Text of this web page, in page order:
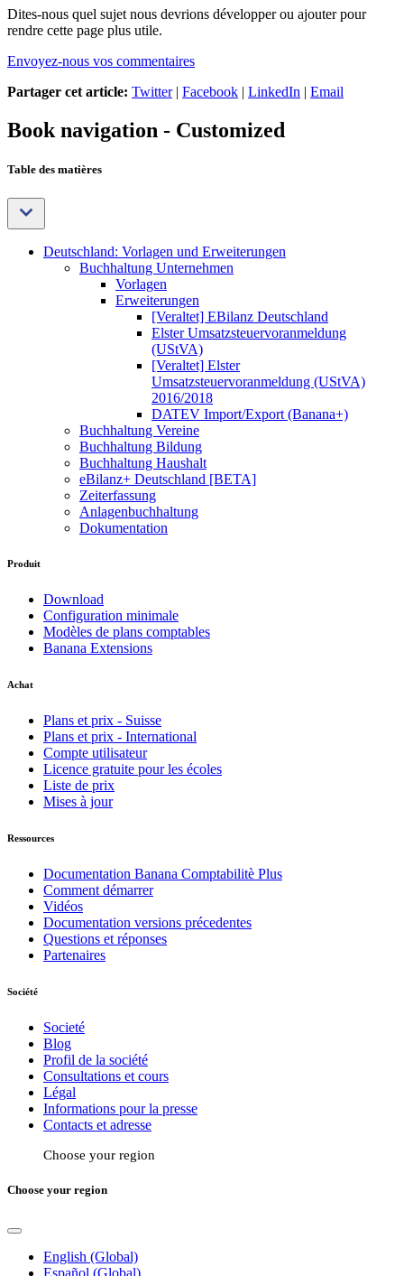
Dites-nous quel sujet nous devrions développer ou ajouter pour
rendre cette page plus utile.
Envoyez-nous vos commentaires
Partager cet article: Twitter| Facebook | LinkedIn | Email
Book navigation - Customized
Table des matières
Deutschland: Vorlagen und Erweiterungen
Buchhaltung Unternehmen
Vorlagen
Erweiterungen
[Veraltet] EBilanz Deutschland
Elster Umsatzsteuervoranmeldung
(UStVA)
[Veraltet] Elster
Umsatzsteuervoranmeldung (UStVA)
2016/2018
DATEV Import/Export (Banana+)
Buchhaltung Vereine
Buchhaltung Bildung
Buchhaltung Haushalt
eBilanz+ Deutschland [BETA]
Zeiterfassung
Anlagenbuchhaltung
Dokumentation
Produit
Download
Configuration minimale
Modèles de plans comptables
Banana Extensions
Achat
Plans et prix - Suisse
Plans et prix - International
Compte utilisateur
Licence gratuite pour les écoles
Liste de prix
Mises à jour
Ressources
Documentation Banana Comptabilitè Plus
Comment démarrer
Vidéos
Documentation versions précedentes
Questions et réponses
Partenaires
Société
Societé
Blog
Profil de la société
Consultations et cours
Légal
Informations pour la presse
Contacts et adresse
Choose your region
Choose your region
English (Global)
Español (Global)